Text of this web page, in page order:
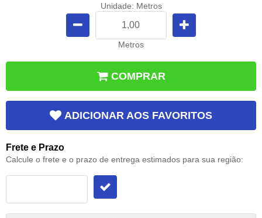
Unidade: Metros
Metros
COMPRAR
ADICIONAR AOS FAVORITOS
Frete e Prazo
Calcule o frete e o prazo de entrega estimados para sua região: